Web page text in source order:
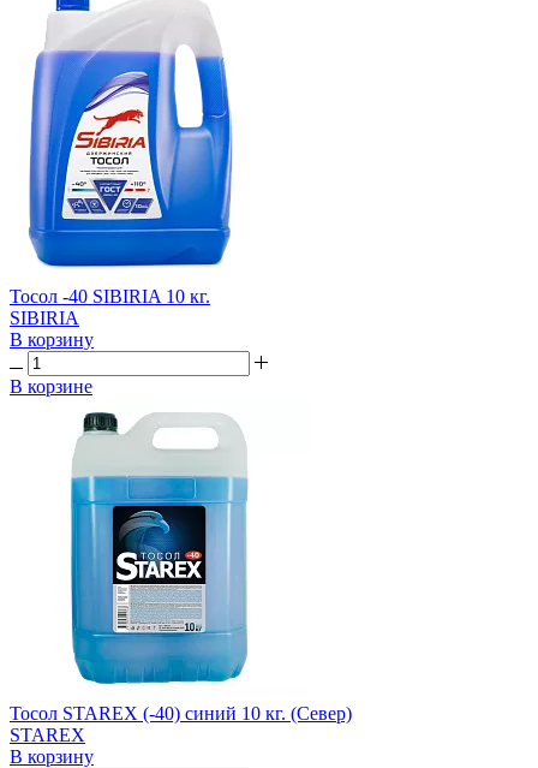
Тосол -40 SIBIRIA 10 кг.
SIBIRIA
В корзину
В корзине
Тосол STAREX (-40) синий 10 кг. (Север)
STAREX
В корзину